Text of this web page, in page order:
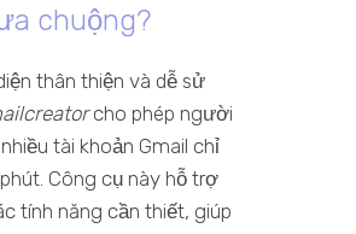
chuộng?
thân thiện và dễ sử
cho phép người
tài khoản Gmail chỉ
Công cụ này hỗ trợ
tính năng cần thiết, giúp